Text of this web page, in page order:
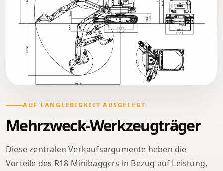
AUF LANGLEBIGKEIT AUSGELEGT
Mehrzweck-Werkzeugträger
Diese zentralen Verkaufsargumente heben die
Vorteile des R18-Minibaggers in Bezug auf Leistung,